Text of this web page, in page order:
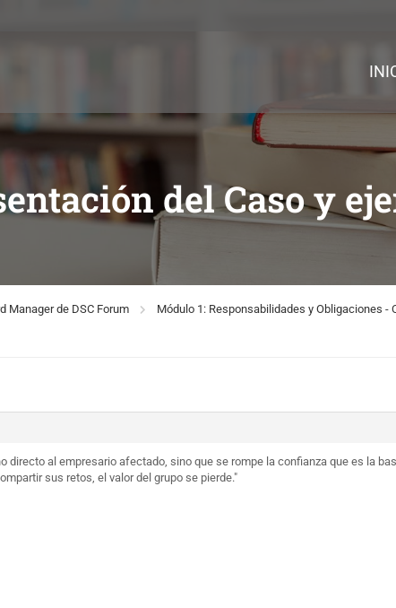
del Caso y
Manager de DSC Forum Módulo 1: Responsabilidades y Obligaciones -
directo al empresario afectado, sino que se rompe la confianza que es la
sus retos, el valor del grupo se pierde."